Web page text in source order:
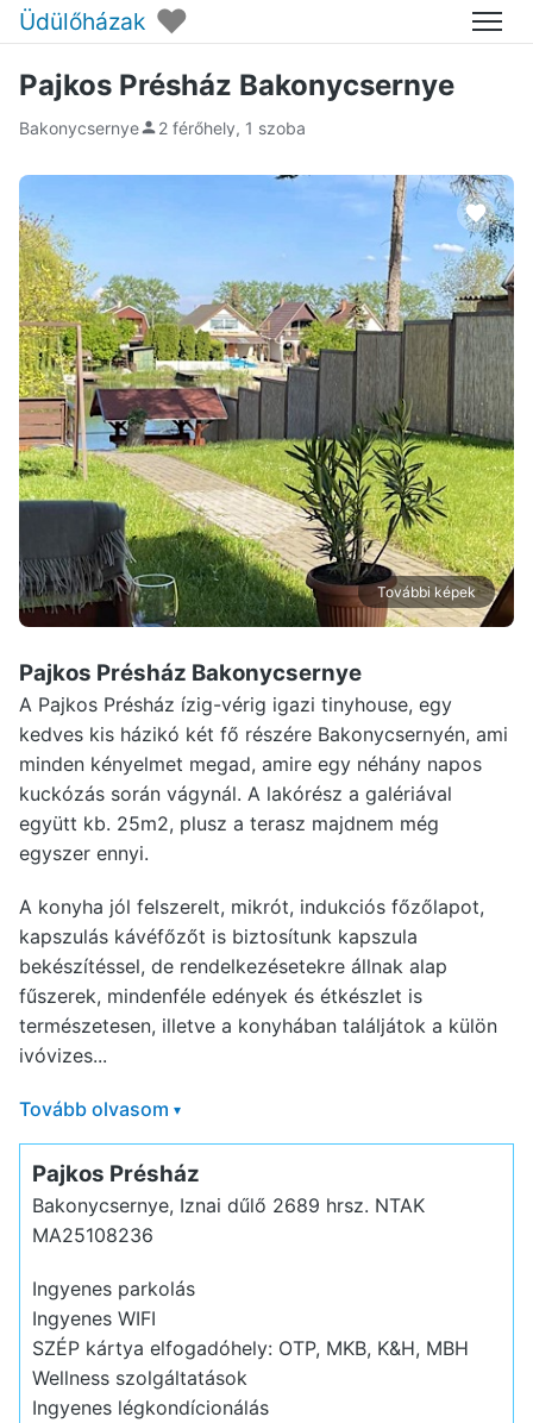
Üdülőházak ♥ Menü
Pajkos Présház Bakonycsernye
Bakonycsernye 2 férőhely, 1 szoba
További képek
Pajkos Présház Bakonycsernye
A Pajkos Présház ízig-vérig igazi tinyhouse, egy
kedves kis házikó két fő részére Bakonycsernyén, ami
minden kényelmet megad, amire egy néhány napos
kuckózás során vágynál. A lakórész a galériával
együtt kb. 25m2, plusz a terasz majdnem még
egyszer ennyi.
A konyha jól felszerelt, mikrót, indukciós főzőlapot,
kapszulás kávéfőzőt is biztosítunk kapszula
bekészítéssel, de rendelkezésetekre állnak alap
fűszerek, mindenféle edények és étkészlet is
természetesen, illetve a konyhában találjátok a külön
ivóvizes...
Tovább olvasom ▾
Pajkos Présház
Bakonycsernye, Iznai dűlő 2689 hrsz. NTAK
MA25108236
Ingyenes parkolás
Ingyenes WIFI
SZÉP kártya elfogadóhely: OTP, MKB, K&H, MBH
Wellness szolgáltatások
Ingyenes légkondícionálás